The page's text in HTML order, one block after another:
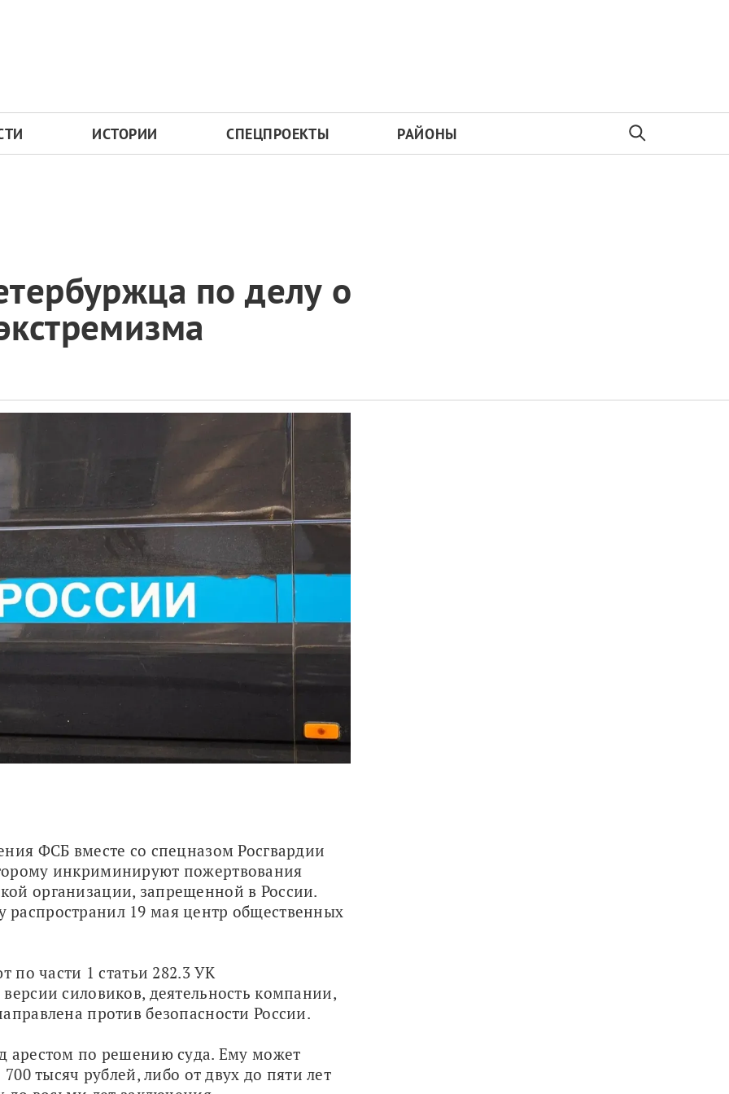
ИСТОРИИ СПЕЦПРОЕКТЫ РАЙОНЫ
по делу о
ФСБ вместе со спецназом Росгвардии
инкриминируют пожертвования
организации, запрещенной в России.
19 мая центр общественных
по части 1 статьи 282.3 УК
силовиков, деятельность компании,
против безопасности России.
арестом по решению суда. Ему может
тысяч рублей, либо от двух до пяти лет